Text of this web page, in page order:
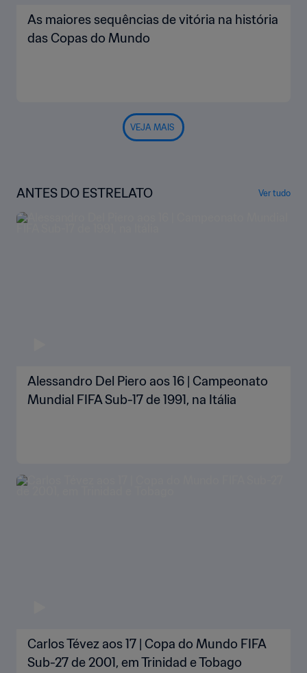
As maiores sequências de vitória na história
das Copas do Mundo
VEJA MAIS
ANTES DO ESTRELATO Ver tudo
Alessandro Del Piero aos 16 | Campeonato
Mundial FIFA Sub-17 de 1991, na Itália
Carlos Tévez aos 17 | Copa do Mundo FIFA
Sub-27 de 2001, em Trinidad e Tobago